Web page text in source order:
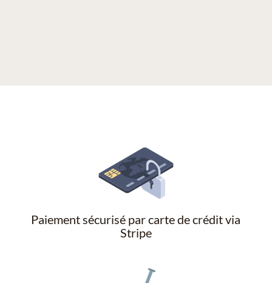
Paiement sécurisé par carte de crédit via
Stripe